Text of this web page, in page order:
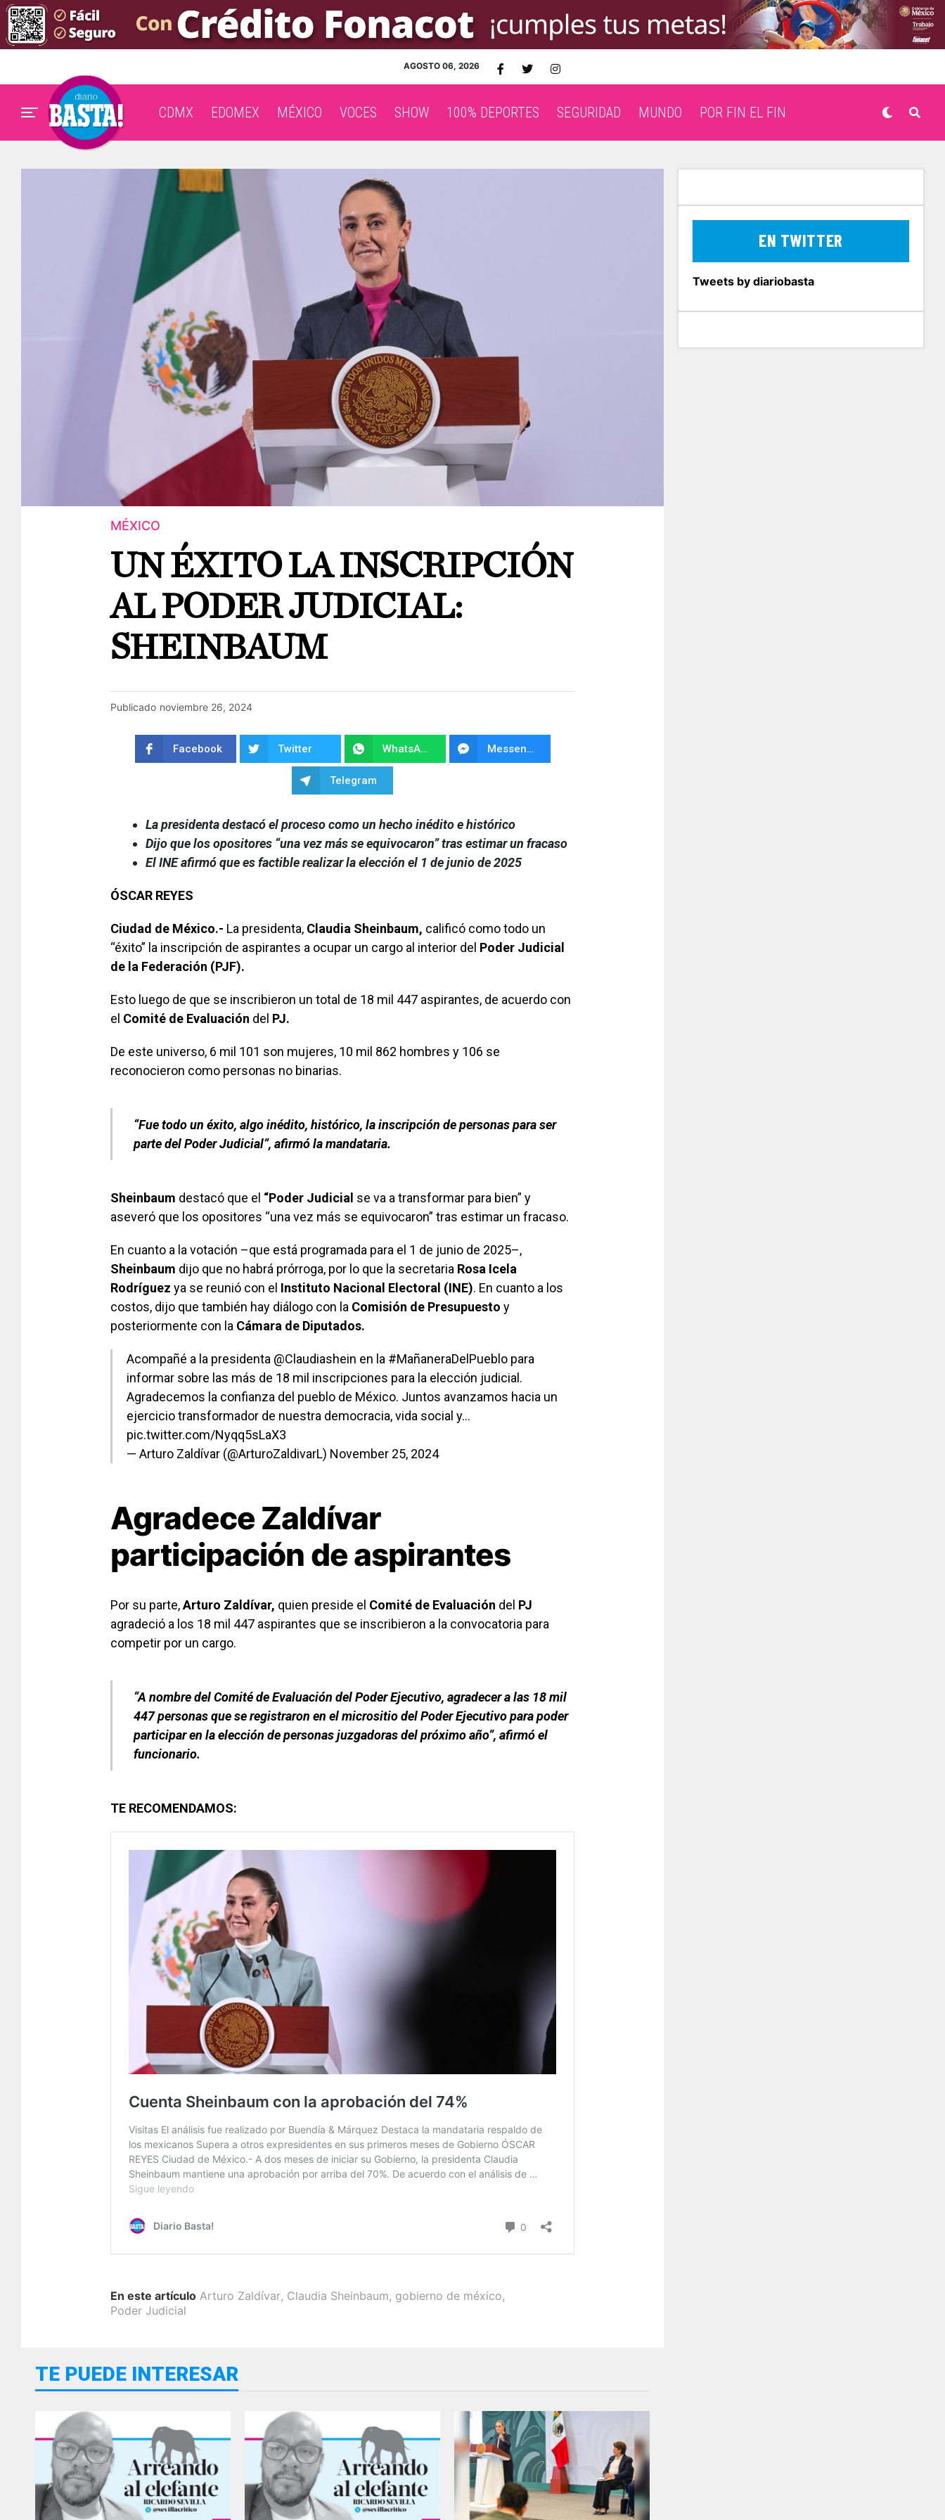
AGOSTO 06, 2026
CDMX EDOMEX MÉXICO VOCES SHOW 100% DEPORTES SEGURIDAD MUNDO POR FIN EL FIN
MÉXICO
UN ÉXITO LA INSCRIPCIÓN
AL PODER JUDICIAL:
SHEINBAUM
Publicado noviembre 26, 2024
Facebook Twitter WhatsApp Messenger
Telegram
La presidenta destacó el proceso como un hecho inédito e histórico
Dijo que los opositores “una vez más se equivocaron” tras estimar un fracaso
El INE afirmó que es factible realizar la elección el 1 de junio de 2025
ÓSCAR REYES
Ciudad de México.- La presidenta, Claudia Sheinbaum, calificó como todo un
“éxito” la inscripción de aspirantes a ocupar un cargo al interior del Poder Judicial
de la Federación (PJF).
Esto luego de que se inscribieron un total de 18 mil 447 aspirantes, de acuerdo con
el Comité de Evaluación del PJ.
De este universo, 6 mil 101 son mujeres, 10 mil 862 hombres y 106 se
reconocieron como personas no binarias.
“Fue todo un éxito, algo inédito, histórico, la inscripción de personas para ser
parte del Poder Judicial”, afirmó la mandataria.
Sheinbaum destacó que el “Poder Judicial se va a transformar para bien” y
aseveró que los opositores “una vez más se equivocaron” tras estimar un fracaso.
En cuanto a la votación –que está programada para el 1 de junio de 2025–,
Sheinbaum dijo que no habrá prórroga, por lo que la secretaria Rosa Icela
Rodríguez ya se reunió con el Instituto Nacional Electoral (INE). En cuanto a los
costos, dijo que también hay diálogo con la Comisión de Presupuesto y
posteriormente con la Cámara de Diputados.
Acompañé a la presidenta @Claudiashein en la #MañaneraDelPueblo para
informar sobre las más de 18 mil inscripciones para la elección judicial.
Agradecemos la confianza del pueblo de México. Juntos avanzamos hacia un
ejercicio transformador de nuestra democracia, vida social y…
pic.twitter.com/Nyqq5sLaX3
— Arturo Zaldívar (@ArturoZaldivarL) November 25, 2024
Agradece Zaldívar
participación de aspirantes
Por su parte,Arturo Zaldívar, quien preside el Comité de Evaluación del PJ
agradeció a los 18 mil 447 aspirantes que se inscribieron a la convocatoria para
competir por un cargo.
“A nombre del Comité de Evaluación del Poder Ejecutivo, agradecer a las 18 mil
447 personas que se registraron en el micrositio del Poder Ejecutivo para poder
participar en la elección de personas juzgadoras del próximo año”, afirmó el
funcionario.
TE RECOMENDAMOS:
En este artículo Arturo Zaldívar, Claudia Sheinbaum, gobierno de méxico,
Poder Judicial
TE PUEDE INTERESAR
EN TWITTER
Tweets by diariobasta